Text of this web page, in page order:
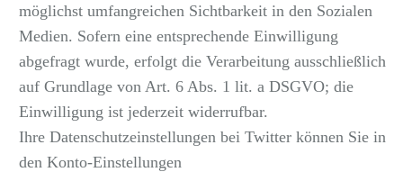
möglichst umfangreichen Sichtbarkeit in den Sozialen
Medien. Sofern eine entsprechende Einwilligung
abgefragt wurde, erfolgt die Verarbeitung ausschließlich
auf Grundlage von Art. 6 Abs. 1 lit. a DSGVO; die
Einwilligung ist jederzeit widerrufbar.
Ihre Datenschutzeinstellungen bei Twitter können Sie in
den Konto-Einstellungen